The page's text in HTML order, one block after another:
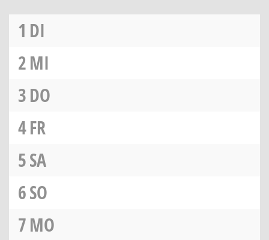
1 DI
2MI
3DO
4FR
5SA
6SO
7MO